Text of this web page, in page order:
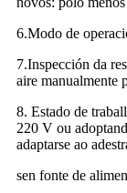
6.Modo de
7.Inspección da
aire manualmente
8. Estado de
220 V ou
adaptarse ao
sen fonte de